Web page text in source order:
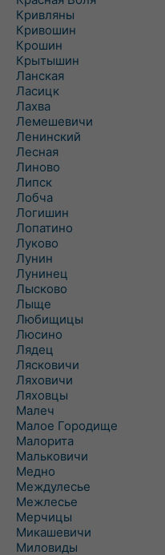
Кривляны
Кривошин
Крошин
Крытышин
Ланская
Ласицк
Лахва
Лемешевичи
Ленинский
Лесная
Линово
Липск
Лобча
Логишин
Лопатино
Луково
Лунин
Лунинец
Лысково
Лыще
Любищицы
Люсино
Лядец
Лясковичи
Ляховичи
Ляховцы
Малеч
Малое Городище
Малорита
Мальковичи
Медно
Междулесье
Межлесье
Мерчицы
Микашевичи
Миловиды